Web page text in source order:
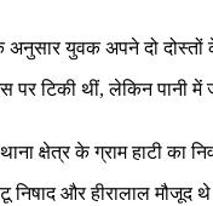
युवक अपने दो दोस्तों
पर टिकी थीं, लेकिन
क्षेत्र के ग्राम हाटी का
और हीरालाल मौजूद